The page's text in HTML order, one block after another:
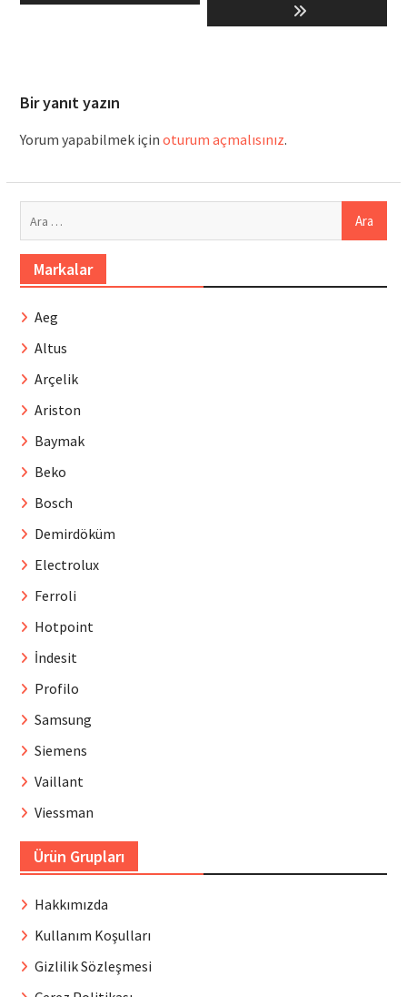
Bir yanıt yazın
Yorum yapabilmek için oturum açmalısınız.
Markalar
Aeg
Altus
Arçelik
Ariston
Baymak
Beko
Bosch
Demirdöküm
Electrolux
Ferroli
Hotpoint
İndesit
Profilo
Samsung
Siemens
Vaillant
Viessman
Ürün Grupları
Hakkımızda
Kullanım Koşulları
Gizlilik Sözleşmesi